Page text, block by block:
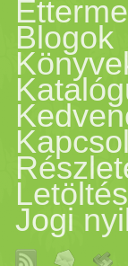
Blogok
Jogi